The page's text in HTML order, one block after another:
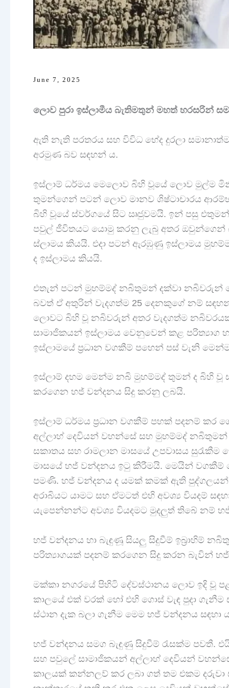
June 7, 2025
ලොව පුරා ඉස්ලාමීය බැතිමතුන් මහත් හරසරින්
ඇති නැති පරතරය සහ විවිධ භේද දුරලා
අරමුණ බව සඳහන් ය.
ඉස්ලාම් ධර්මය මෙලොව බිහි වූයේ ලොව මුල්ම
තුමන්ගෙන් පටන් ලොව මානව ශිෂ්‍ටාචාරය
බිහි වූයේ ස්වර්ගයේ සිට ඍජුවමයි. ඉන් පසු
පවුල් ජීවිතයට යොමු කරනු ලැබු අතර ඔවුන්ගෙන්
ස්ලාමය කියයි. එදා පටන් ඇරඹුණු ඉස්ලාමය
ද ඉස්ලාමය කියයි.
එතැන් පටන් මුහම්මද් නබිතුමන් දක්වා
බවත් ඒ අතුරින් වැදගත්ම 25 දෙනකුගේ නම්
ලොවට බිහි වූ නබිවරුන් අතර වැදගත්ම
සාමාජිකයන් ඉස්ලාමය වෙනුවෙන් කළ පරිත්‍යාග
ඉස්ලාමයේ ප්‍රධාන වගකීම් පහෙන් පස් වැනි
ඉස්ලාම් දහම මෙන්ම නබි මුහම්මද් තුමන් ද බිහි වූ
කරගෙන හජ් වන්දනය සිදු කරනු ලබයි.
ඉස්ලාම් ධර්මය ප්‍රධාන වගකීම් පහක් පදනම් කර
අල්ලාහ් දෙවියන් වහන්සේ සහ මුහම්මද් නබිතුමන්
සකාතය සහ රාමලාන මාසයේ උපවාසය
මාසයේ හජ් වන්දනය ඉටු කිරීමයි. මෙයින්
පමණි. හජ් වන්දනය ද යමක් කමක් ඇති පුද්ගලයන්
අරාබියට යාමට සහ ඒමටත් එහි අවශ්‍ය වියදම්
යැපෙන්නන්ට අවශ්‍ය වියදමට මුදලුත් තිබේ නම්
හජ් වන්දනය හා බැඳුණූ සියලු සිදුවීම් ඉබ්‍රාහිම්
පරිත්‍යාගයක් පදනම් කරගෙන සිදු කරන බැවින්
මක්කා නගරයේ පිහිටි දේවස්ථානය ලොව ඉදි වූ
කාලයේ එක් වරක් හෝ එහි ගොස් වැඳ පුදා ගැනීම
ස්ථාන දැක බලා ගැනීම මෙම හජ් වන්දනය සඳහා
හජ් වන්දනය සමග බැඳුණු සිදුවීම් රැසක්ම පවතී.
සහ පවුලේ සාමාජිකයන් අල්ලාහ් දෙවියන්
කාලයක් කන්නලව් කර ලබා ගත් තම එකම දරුවා